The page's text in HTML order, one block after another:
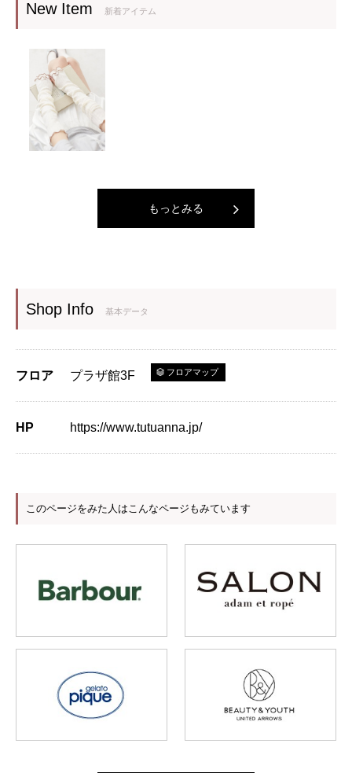
New Item 新着アイテム
もっとみる
Shop Info 基本データ
フロア プラザ館3F フロアマップ
HP https://www.tutuanna.jp/
このページをみた人はこんなページもみています